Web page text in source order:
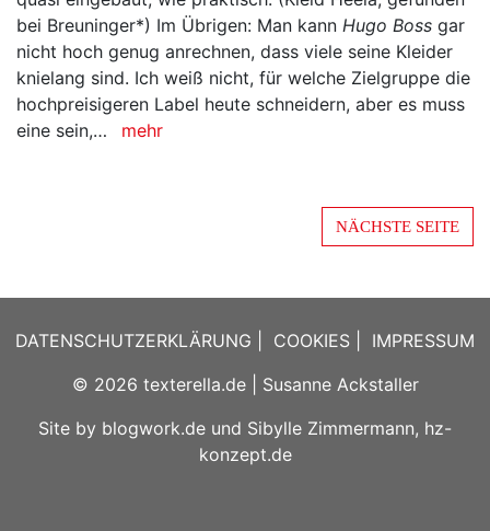
bei Breuninger*) Im Übrigen: Man kann Hugo Boss
gar
nicht hoch genug anrechnen, dass viele seine Kleider
knielang sind. Ich weiß nicht, für welche Zielgruppe die
hochpreisigeren Label heute schneidern, aber es muss
eine sein,…
mehr
NÄCHSTE SEITE
DATENSCHUTZERKLÄRUNG | COOKIES | IMPRESSUM
© 2026
texterella.de
| Susanne Ackstaller
Site by blogwork.de und Sibylle Zimmermann, hz-
konzept.de